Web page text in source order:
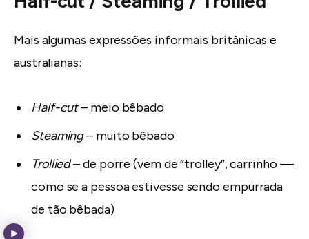
Mais algumas expressões informais britânicas e
australianas:
Half-cut– meio bêbado
Steaming– muito bêbado
Trollied– de porre (vem de “trolley”, carrinho —
como se a pessoa estivesse sendo empurrada
de tão bêbada)